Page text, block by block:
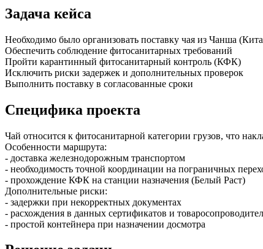
Задача кейса
Необходимо было организовать поставку чая из Чанша
Обеспечить соблюдение фитосанитарных требований
Пройти карантинный фитосанитарный контроль (КФК)
Исключить риски задержек и дополнительных проверок
Выполнить поставку в согласованные сроки
Специфика проекта
Чай относится к фитосанитарной категории грузов, что
Особенности маршрута:
- доставка железнодорожным транспортом
- необходимость точной координации на пограничных
- прохождение КФК на станции назначения (Белый Раст)
Дополнительные риски:
- задержки при некорректных документах
- расхождения в данных сертификатов и
- простой контейнера при назначении досмотра